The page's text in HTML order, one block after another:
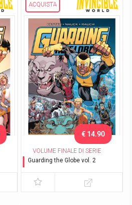
ACQUISTA
VOLUME FINALE DI SERIE
Guarding the Globe vol. 2
€ 14.90